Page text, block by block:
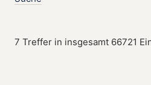
7 Treffer in insgesamt 66721